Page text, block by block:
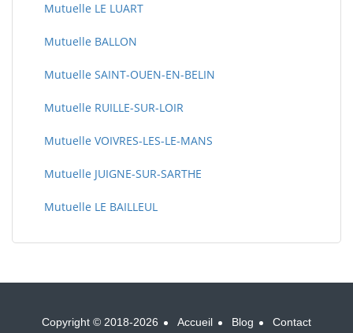
Mutuelle LE LUART
Mutuelle BALLON
Mutuelle SAINT-OUEN-EN-BELIN
Mutuelle RUILLE-SUR-LOIR
Mutuelle VOIVRES-LES-LE-MANS
Mutuelle JUIGNE-SUR-SARTHE
Mutuelle LE BAILLEUL
Copyright © 2018-2026 Accueil Blog Contact